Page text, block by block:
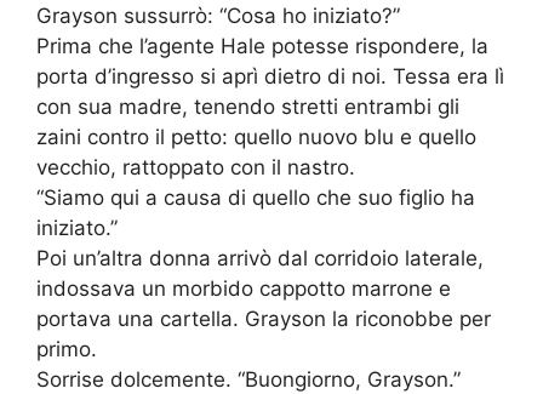
Grayson sussurrò: “Cosa ho iniziato?”
Prima che l’agente Hale potesse rispondere, la
porta d’ingresso si aprì dietro di noi. Tessa era lì
con sua madre, tenendo stretti entrambi gli
zaini contro il petto: quello nuovo blu e quello
vecchio, rattoppato con il nastro.
“Siamo qui a causa di quello che suo figlio ha
iniziato.”
Poi un’altra donna arrivò dal corridoio laterale,
indossava un morbido cappotto marrone e
portava una cartella. Grayson la riconobbe per
primo.
Sorrise dolcemente. “Buongiorno, Grayson.”